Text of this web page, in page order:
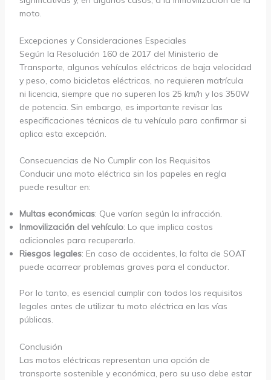
moto.
Excepciones y Consideraciones Especiales
Según la Resolución 160 de 2017 del Ministerio de
Transporte, algunos vehículos eléctricos de baja velocidad
y peso, como bicicletas eléctricas, no requieren matrícula
ni licencia, siempre que no superen los 25 km/h y los 350W
de potencia. Sin embargo, es importante revisar las
especificaciones técnicas de tu vehículo para confirmar si
aplica esta excepción.
Consecuencias de No Cumplir con los Requisitos
Conducir una moto eléctrica sin los papeles en regla
puede resultar en:
Multas económicas: Que varían según la infracción.
Inmovilización del vehículo: Lo que implica costos
adicionales para recuperarlo.
Riesgos legales: En caso de accidentes, la falta de SOAT
puede acarrear problemas graves para el conductor.
Por lo tanto, es esencial cumplir con todos los requisitos
legales antes de utilizar tu moto eléctrica en las vías
públicas.
Conclusión
Las motos eléctricas representan una opción de
transporte sostenible y económica, pero su uso debe estar